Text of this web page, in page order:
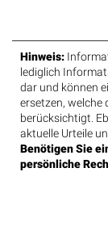
Hinweis:
lediglich
dar und können
ersetzen, welche
berücksichtigt.
aktuelle Urteile
Benötigen Sie
persönliche